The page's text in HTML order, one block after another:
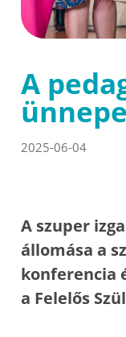
A
2025-06-04
A szuper
állomása a
konferencia
a Felelős